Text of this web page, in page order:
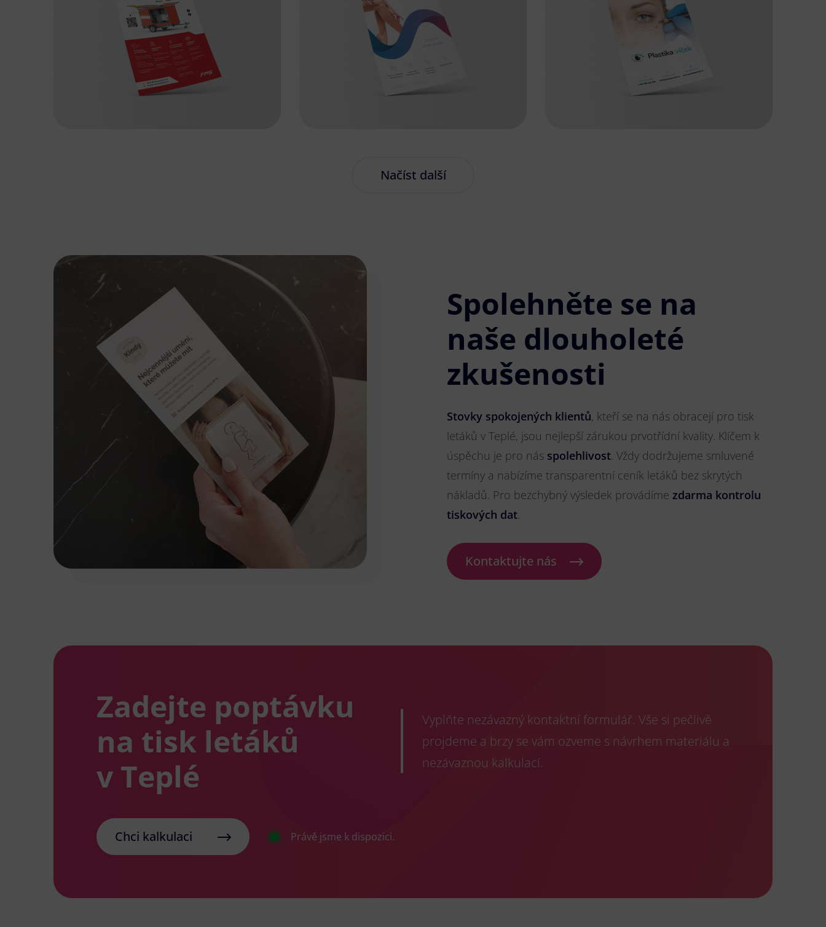
Načíst další
Spolehněte se na
naše dlouholeté
zkušenosti
Stovky spokojených klientů, kteří se na nás obracejí pro tisk
letáků v Teplé, jsou nejlepší zárukou prvotřídní kvality. Klíčem k
úspěchu je pro nás spolehlivost. Vždy dodržujeme smluvené
termíny a nabízíme transparentní ceník letáků bez skrytých
nákladů. Pro bezchybný výsledek provádíme zdarma kontrolu
tiskových dat.
Kontaktujte nás
Zadejte poptávku
na tisk letáků
v Teplé
Vyplňte nezávazný kontaktní formulář. Vše si pečlivě
projdeme a brzy se vám ozveme s návrhem materiálu a
nezávaznou kalkulací.
Chci kalkulaci Právě jsme k dispozici.